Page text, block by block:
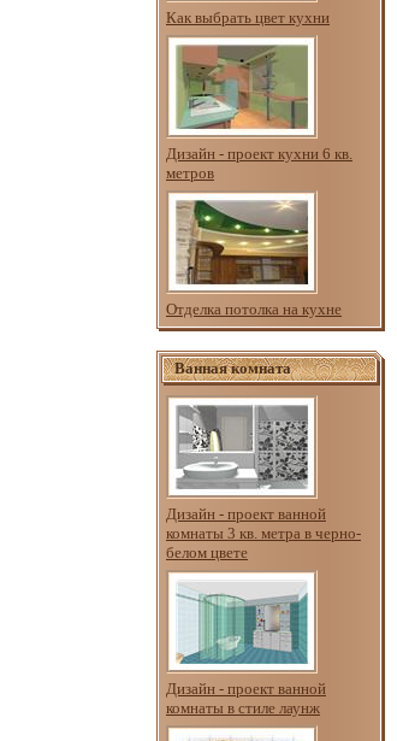
Как выбрать цвет кухни
Дизайн - проект кухни 6 кв.
метров
Отделка потолка на кухне
Ванная комната
Дизайн - проект ванной
комнаты 3 кв. метра в черно-
белом цвете
Дизайн - проект ванной
комнаты в стиле лаунж